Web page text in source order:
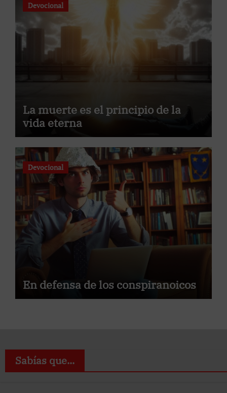
Devocional
La muerte es el principio de la
vida eterna
Devocional
En defensa de los conspiranoicos
Sabías que...